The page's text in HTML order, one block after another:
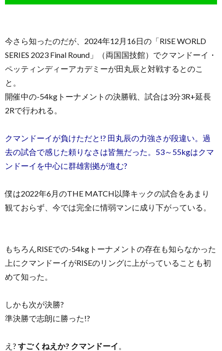
い
わ
今さら知ったのだが、2024年12月16日の「RISE WORLD
SERIES 2023 Final Round」（両国国技館）でクマンドーイ・
ペッティンディーアカデミーが田丸辰と対戦するとのこ
と。
開催中の-54kgトーナメントの決勝戦、試合は3分3R+延長
2Rで行われる。
クマンドーイが負けただと!? 田丸辰の力強さが段違い。過
去の試合で感じた頼りなさは皆無だった。53～55kgはクマ
ンドーイを中心に群雄割拠が進む?
僕は2022年6月のTHE MATCH以降キックの試合をあまり
観ておらず、今では完全に情弱マンに成り下がっている。
もちろんRISEでの-54kgトーナメントの存在も知らなかった
上にクマンドーイがRISEのリングに上がっていることも初
めて知った。
しかも次が決勝?
準決勝で志朗に勝った!?
え? すごくねえか? クマンドーイ